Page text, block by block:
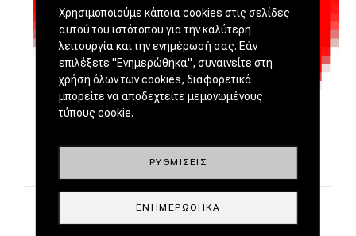
Χρησιμοποιούμε κάποια cookies στις σελίδες
αυτού του ιστότοπου για την καλύτερη
λειτουργία και την ενημέρωσή σας. Εάν
επιλέξετε "Ενημερώθηκα", συναινείτε στη
χρήση όλων των cookies, διαφορετικά
μπορείτε να αποδεχτείτε μεμονωμένους
τύπους cookie.
ΡΥΘΜΊΣΕΙΣ
ΕΝΗΜΕΡΏΘΗΚΑ